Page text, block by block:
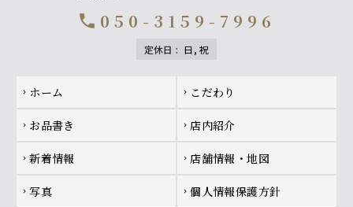
call 050-3159-7996
定休日 : 日, 祝
Footer navigation
chevron_right ホーム chevron_right こだわり
chevron_right お品書き chevron_right 店内紹介
chevron_right 新着情報 chevron_right 店舗情報・地図
chevron_right 写真 chevron_right 個人情報保護方針